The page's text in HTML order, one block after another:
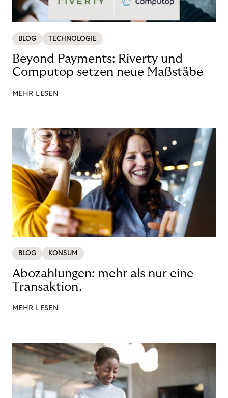
BLOG TECHNOLOGIE
Beyond Payments: Riverty und
Computop setzen neue Maßstäbe
MEHR LESEN
BLOG KONSUM
Abozahlungen: mehr als nur eine
Transaktion.
MEHR LESEN